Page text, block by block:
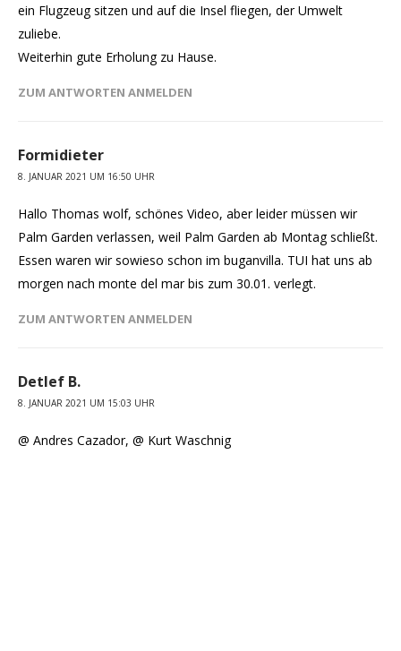
ein Flugzeug sitzen und auf die Insel fliegen, der Umwelt
zuliebe.
Weiterhin gute Erholung zu Hause.
ZUM ANTWORTEN ANMELDEN
Formidieter
8. JANUAR 2021 UM 16:50 UHR
Hallo Thomas wolf, schönes Video, aber leider müssen wir
Palm Garden verlassen, weil Palm Garden ab Montag schließt.
Essen waren wir sowieso schon im buganvilla. TUI hat uns ab
morgen nach monte del mar bis zum 30.01. verlegt.
ZUM ANTWORTEN ANMELDEN
Detlef B.
8. JANUAR 2021 UM 15:03 UHR
@ Andres Cazador, @ Kurt Waschnig